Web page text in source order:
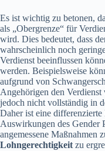
Es ist wichtig zu betonen,
als „Obergrenze“ für
wird. Dies bedeutet, dass
wahrscheinlich noch
Verdienst beeinflussen
werden. Beispielsweise
aufgrund von
Angehörigen den Verdienst
jedoch nicht vollständig in
Daher ist eine
Auswirkungen des Gender
angemessene Maßnahmen
Lohngerechtigkeitzu